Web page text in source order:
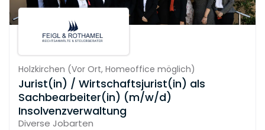
Holzkirchen (Vor Ort, Homeoffice möglich)
Jurist(in) / Wirtschaftsjurist(in) als
Sachbearbeiter(in) (m/w/d)
Insolvenzverwaltung
Diverse Jobarten